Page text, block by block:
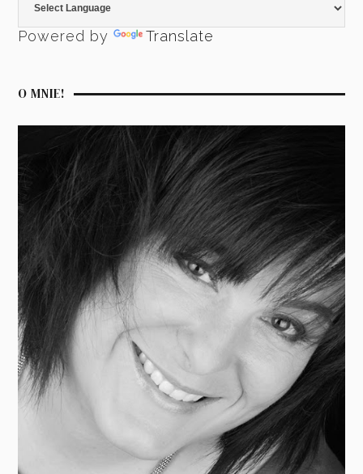
Powered by Translate
O MNIE!